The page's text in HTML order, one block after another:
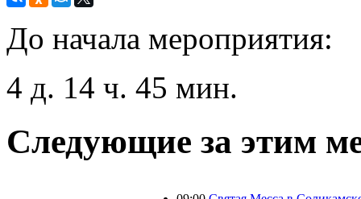
До начала мероприятия:
4 д. 14 ч. 45 мин.
Следующие за этим